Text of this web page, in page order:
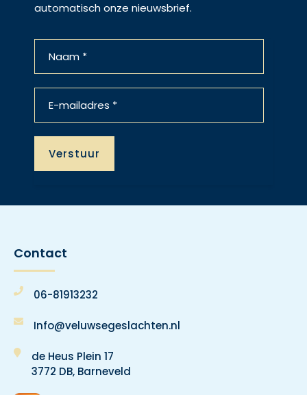
automatisch onze nieuwsbrief.
Contact
06-81913232
Info@veluwsegeslachten.nl
de Heus Plein 17
3772 DB, Barneveld